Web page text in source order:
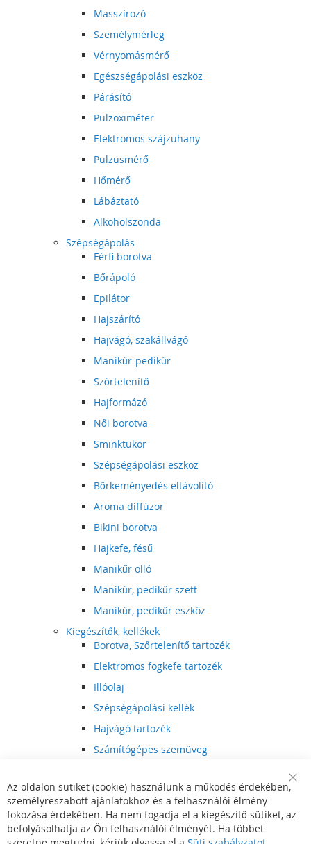
Masszírozó
Személymérleg
Vérnyomásmérő
Egészségápolási eszköz
Párásító
Pulzoximéter
Elektromos szájzuhany
Pulzusmérő
Hőmérő
Lábáztató
Alkoholszonda
Szépségápolás
Férfi borotva
Bőrápoló
Epilátor
Hajszárító
Hajvágó, szakállvágó
Manikűr-pedikűr
Szőrtelenítő
Hajformázó
Női borotva
Sminktükör
Szépségápolási eszköz
Bőrkeményedés eltávolító
Aroma diffúzor
Bikini borotva
Hajkefe, fésű
Manikűr olló
Manikűr, pedikűr szett
Manikűr, pedikűr eszköz
Kiegészítők, kellékek
Borotva, Szőrtelenítő tartozék
Elektromos fogkefe tartozék
Illóolaj
Szépségápolási kellék
Hajvágó tartozék
Számítógépes szemüveg
Hajvágó kiegészítő
Szórakoztató elektronika
Multimédia
DVD, BluRay lejátszó
Bar
Az oldalon sütiket (cookie) használunk a működés érdekében,
személyreszabott ajánlatokhoz és a felhasználói élmény
fokozása érdekében. Ha nem fogadja el a kiegészítő sütiket, az
befolyásolhatja az Ön felhasználói élményét. Ha többet